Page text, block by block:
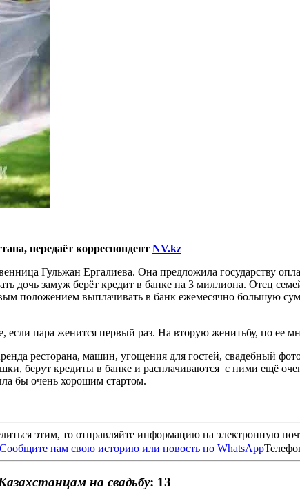
передаёт корреспондент NV.kz
Гульжан Ергалиева. Она предложила государству
дочь замуж берёт кредит в банке на 3 миллиона. Отец
положением выплачивать в банк ежемесячно большую
пара женится первый раз. На вторую женитьбу, по ее
ресторана, машин, угощения для гостей, свадебный
берут кредиты в банке и расплачиваются с ними ещё
бы очень хорошим стартом.
этим, то отправляйте информацию на электронную
на свадьбу: 13